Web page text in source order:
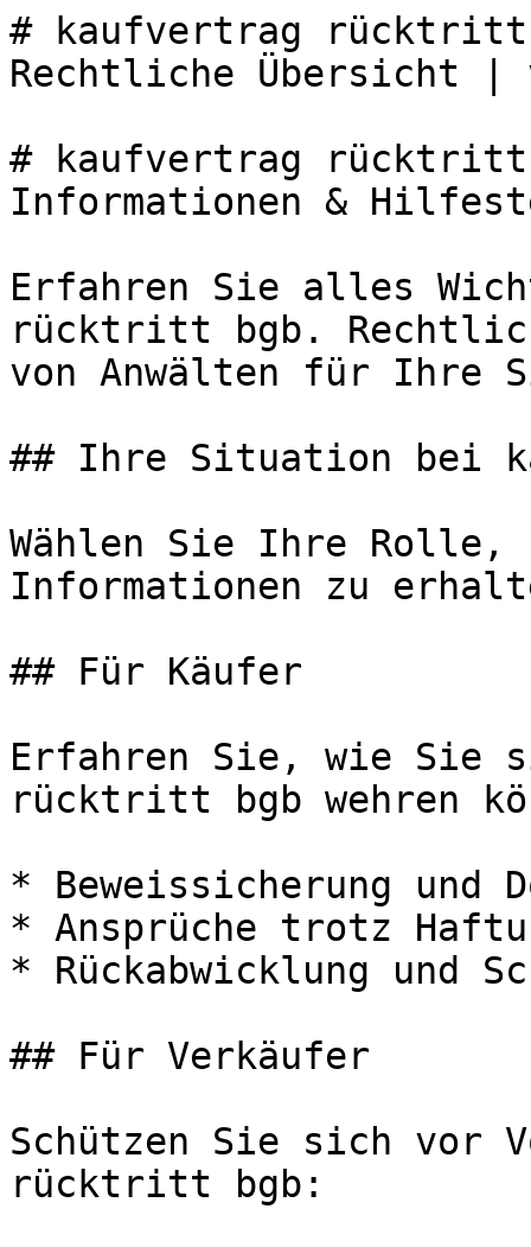
# kaufvertrag rücktritt
Rechtliche Übersicht |
# kaufvertrag rücktritt
Informationen &
Erfahren Sie alles
rücktritt bgb.
von Anwälten für Ihre
## Ihre Situation bei
Wählen Sie Ihre Rolle,
Informationen zu
## Für Käufer
Erfahren Sie, wie Sie
rücktritt bgb wehren
* Beweissicherung und
* Ansprüche trotz
* Rückabwicklung und
## Für Verkäufer
Schützen Sie sich vor
rücktritt bgb: